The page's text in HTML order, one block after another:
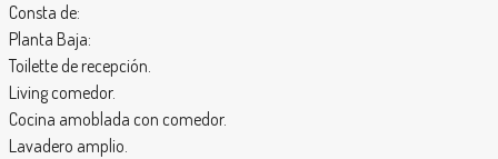
Consta de:
Planta Baja:
Toilette de recepción.
Living comedor.
Cocina amoblada con comedor.
Lavadero amplio.